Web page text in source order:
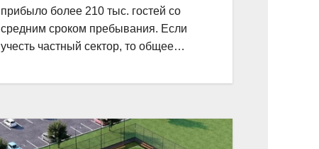
прибыло более 210 тыс. гостей со
средним сроком пребывания. Если
учесть частный сектор, то общее…